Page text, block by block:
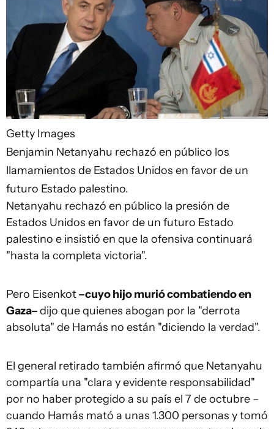
Getty Images
Benjamin Netanyahu rechazó en público los
llamamientos de Estados Unidos en favor de un
futuro Estado palestino.
Netanyahu rechazó en público la presión de
Estados Unidos en favor de un futuro Estado
palestino e insistió en que la ofensiva continuará
"hasta la completa victoria".
Pero Eisenkot–cuyo hijo murió combatiendo en
Gaza–dijo que quienes abogan por la "derrota
absoluta" de Hamás no están "diciendo la verdad".
El general retirado también afirmó que Netanyahu
compartía una "clara y evidente responsabilidad"
por no haber protegido a su país el 7 de octubre –
cuando Hamás mató a unas 1.300 personas y tomó